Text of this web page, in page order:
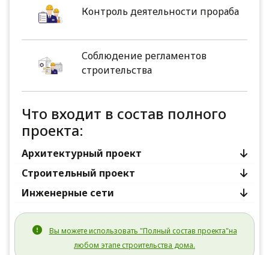
Контроль деятельности прораба
Соблюдение регламентов
строительства
Что входит в состав полного
проекта:
Архитектурный проект
Строительный проект
Инженерные сети
Вы можете использовать "Полный состав проекта"на
любом этапе строительства дома.